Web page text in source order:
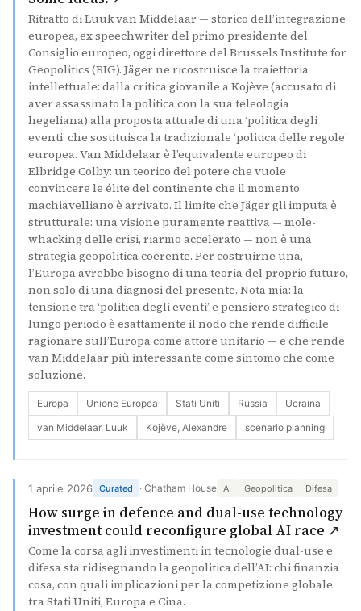
Ritratto di Luuk van Middelaar — storico dell’integrazione
europea, ex speechwriter del primo presidente del
Consiglio europeo, oggi direttore del Brussels Institute for
Geopolitics (BIG). Jäger ne ricostruisce la traiettoria
intellettuale: dalla critica giovanile a Kojève (accusato di
aver assassinato la politica con la sua teleologia
hegeliana) alla proposta attuale di una ‘politica degli
eventi’ che sostituisca la tradizionale ‘politica delle regole’
europea. Van Middelaar è l’equivalente europeo di
Elbridge Colby: un teorico del potere che vuole
convincere le élite del continente che il momento
machiavelliano è arrivato. Il limite che Jäger gli imputa è
strutturale: una visione puramente reattiva — mole-
whacking delle crisi, riarmo accelerato — non è una
strategia geopolitica coerente. Per costruirne una,
l’Europa avrebbe bisogno di una teoria del proprio futuro,
non solo di una diagnosi del presente. Nota mia: la
tensione tra ‘politica degli eventi’ e pensiero strategico di
lungo periodo è esattamente il nodo che rende difficile
ragionare sull’Europa come attore unitario — e che rende
van Middelaar più interessante come sintomo che come
soluzione.
Europa Unione Europea Stati Uniti Russia
Ucraina
van Middelaar, Luuk
Kojève, Alexandre scenario planning
1 aprile 2026 Curated · Chatham House AI Geopolitica Difesa
How surge in defence and dual-use technology
investment could reconfigure global AI race ↗
Come la corsa agli investimenti in tecnologie dual-use e
difesa sta ridisegnando la geopolitica dell’AI: chi finanzia
cosa, con quali implicazioni per la competizione globale
tra Stati Uniti, Europa e Cina.